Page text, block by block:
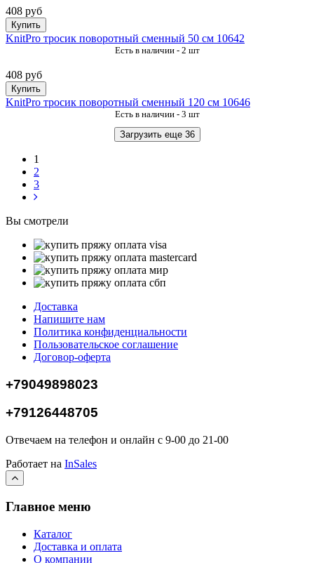
408 руб
Купить
KnitPro тросик поворотный сменный 50 см 10642
Есть в наличии - 2 шт
408 руб
Купить
KnitPro тросик поворотный сменный 120 см 10646
Есть в наличии - 3 шт
Загрузить еще 36
1
2
3
Вы смотрели
Доставка
Напишите нам
Политика конфиденциальности
Пользовательское соглашение
Договор-оферта
+79049898023
+79126448705
Отвечаем на телефон и онлайн с 9-00 до 21-00
Работает на InSales
Главное меню
Каталог
Доставка и оплата
О компании